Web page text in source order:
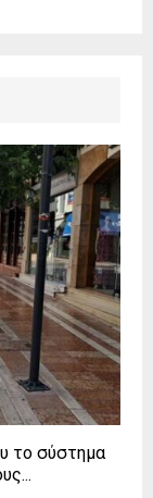
το σύστημα